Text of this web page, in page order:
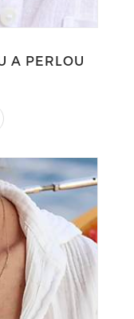
A PERLOU